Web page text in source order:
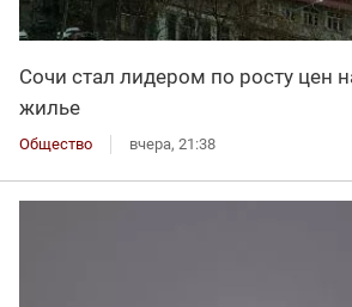
Сочи стал лидером по росту цен
жилье
Общество вчера, 21:38